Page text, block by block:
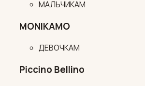
МАЛЬЧИКАМ
MONIKAMO
ДЕВОЧКАМ
Piccino Bellino